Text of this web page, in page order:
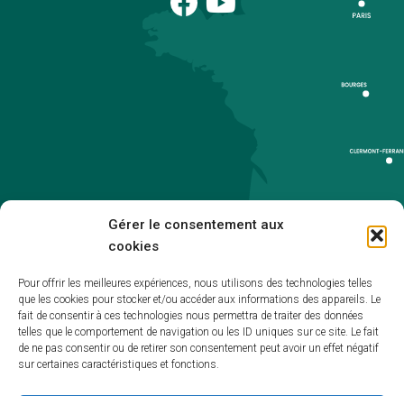
Gérer le consentement aux
cookies
Pour offrir les meilleures expériences, nous utilisons des technologies telles
que les cookies pour stocker et/ou accéder aux informations des appareils. Le
fait de consentir à ces technologies nous permettra de traiter des données
telles que le comportement de navigation ou les ID uniques sur ce site. Le fait
de ne pas consentir ou de retirer son consentement peut avoir un effet négatif
sur certaines caractéristiques et fonctions.
Accessibilité